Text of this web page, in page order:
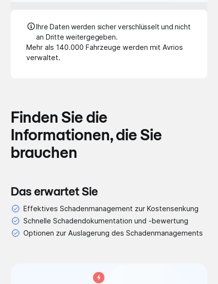
Ihre Daten werden sicher verschlüsselt und nicht
an Dritte weitergegeben.
Mehr als 140.000 Fahrzeuge werden mit Avrios
verwaltet.
Finden Sie die
Informationen, die Sie
brauchen
Das erwartet Sie
Effektives Schadenmanagement zur Kostensenkung
Schnelle Schadendokumentation und -bewertung
Optionen zur Auslagerung des Schadenmanagements